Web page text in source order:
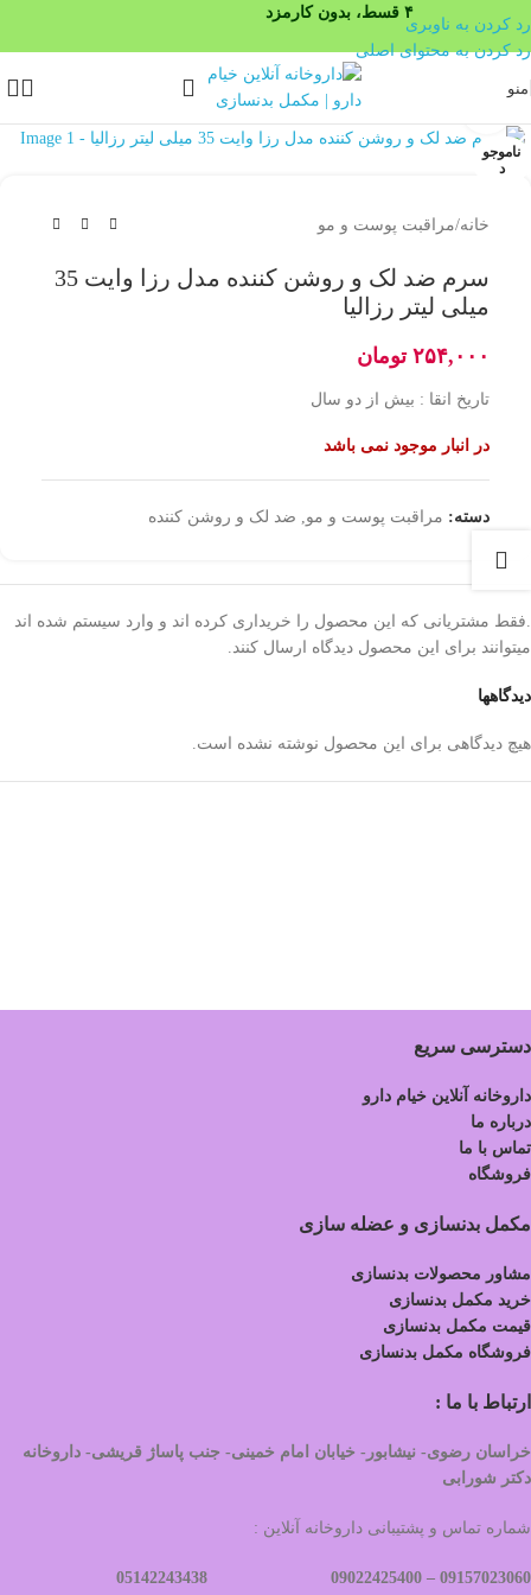
۴ قسط، بدون کارمزد
رد کردن به ناوبری
رد کردن به محتوای اصلی
منو
ناموجو
د
بزرگنمایی تصویر
خانه/مراقبت پوست و مو
سرم ضد لک و روشن کننده مدل رزا وایت 35
میلی لیتر رزالیا
۲۵۴,۰۰۰ تومان
تاریخ انقا : بیش از دو سال
در انبار موجود نمی باشد
دسته: مراقبت پوست و مو ضد لک و روشن کننده
دیدگاهها
هیچ دیدگاهی برای این محصول نوشته نشده است.
.فقط مشتریانی که این محصول را خریداری کرده اند و وارد سیستم شده اند
میتوانند برای این محصول دیدگاه ارسال کنند.
دسترسی سریع
داروخانه آنلاین خیام دارو
درباره ما
تماس با ما
فروشگاه
مکمل بدنسازی و عضله سازی
مشاور محصولات بدنسازی
خرید مکمل بدنسازی
قیمت مکمل بدنسازی
فروشگاه مکمل بدنسازی
ارتباط با ما :
خراسان رضوی- نیشابور- خیابان امام خمینی- جنب پاساژ قریشی- داروخانه
دکتر شورابی
شماره تماس و پشتیبانی داروخانه آنلاین :
09157023060 –